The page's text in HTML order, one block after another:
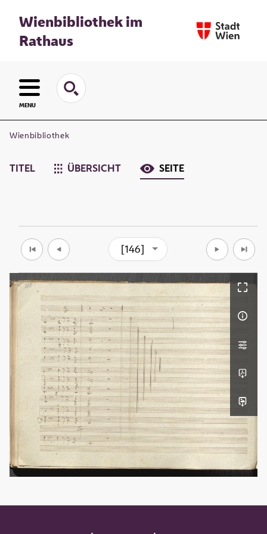
Wienbibliothek im
Rathaus
MENU
Wienbibliothek
TITEL ÜBERSICHT SEITE
[146]